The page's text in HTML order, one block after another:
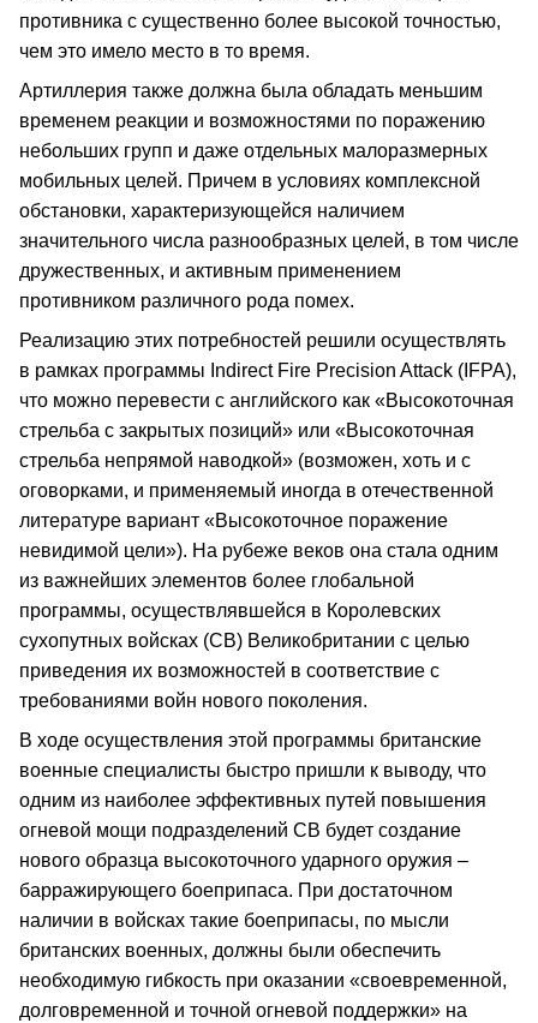
противника с существенно более высокой точностью,
чем это имело место в то время.
Артиллерия также должна была обладать меньшим
временем реакции и возможностями по поражению
небольших групп и даже отдельных малоразмерных
мобильных целей. Причем в условиях комплексной
обстановки, характеризующейся наличием
значительного числа разнообразных целей, в том числе
дружественных, и активным применением
противником различного рода помех.
Реализацию этих потребностей решили осуществлять
в рамках программы Indirect Fire Precision Attack (IFPA),
что можно перевести с английского как «Высокоточная
стрельба с закрытых позиций» или «Высокоточная
стрельба непрямой наводкой» (возможен, хоть и с
оговорками, и применяемый иногда в отечественной
литературе вариант «Высокоточное поражение
невидимой цели»). На рубеже веков она стала одним
из важнейших элементов более глобальной
программы, осуществлявшейся в Королевских
сухопутных войсках (СВ) Великобритании с целью
приведения их возможностей в соответствие с
требованиями войн нового поколения.
В ходе осуществления этой программы британские
военные специалисты быстро пришли к выводу, что
одним из наиболее эффективных путей повышения
огневой мощи подразделений СВ будет создание
нового образца высокоточного ударного оружия –
барражирующего боеприпаса. При достаточном
наличии в войсках такие боеприпасы, по мысли
британских военных, должны были обеспечить
необходимую гибкость при оказании «своевременной,
долговременной и точной огневой поддержки» на